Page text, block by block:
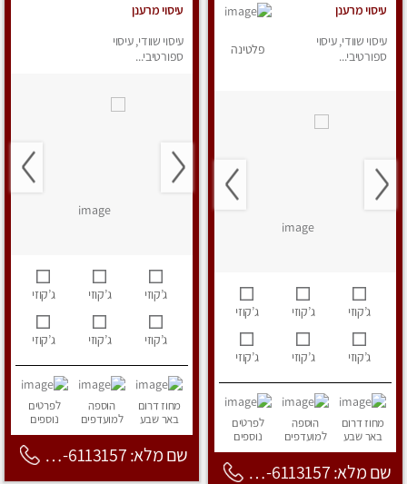
עיסוי מרענן
עיסוי שוודי, עיסוי
ספורטיבי...
פלטינה
ג’קוזי ג’קוזי ג’קוזי
ג’קוזי ג’קוזי ג’קוזי
מחוז דרום
באר שבע
הוספה
למועדפים
לפרטים
נוספים
שם מלא: 053-6113157
עיסוי מרענן
עיסוי שוודי, עיסוי
ספורטיבי...
ג’קוזי ג’קוזי ג’קוזי
ג’קוזי ג’קוזי ג’קוזי
מחוז דרום
באר שבע
הוספה
למועדפים
לפרטים
נוספים
שם מלא: 053-6113157